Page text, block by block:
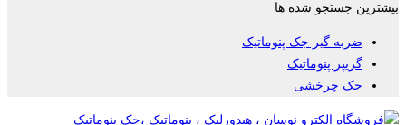
بیشترین جستجو شده ها
ضربه گیر جک پنوماتیک
گریپر پنوماتیک
جک چرخشی